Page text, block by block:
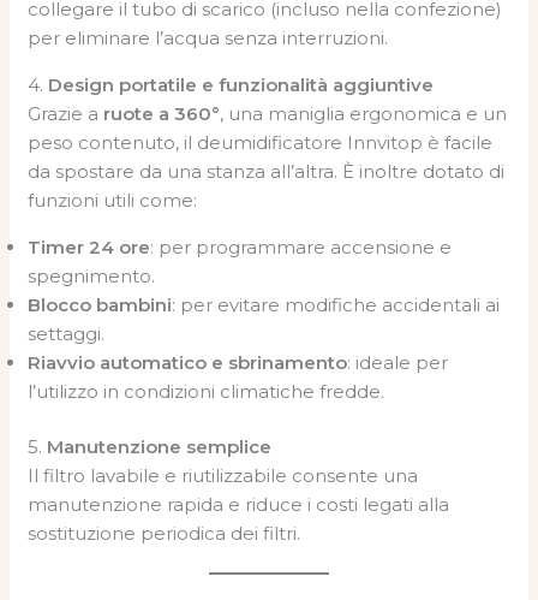
collegare il tubo di scarico (incluso nella confezione)
per eliminare l’acqua senza interruzioni.
4. Design portatile e funzionalità aggiuntive
Grazie a ruote a 360°, una maniglia ergonomica e un
peso contenuto, il deumidificatore Innvitop è facile
da spostare da una stanza all’altra. È inoltre dotato di
funzioni utili come:
Timer 24 ore: per programmare accensione e
spegnimento.
Blocco bambini: per evitare modifiche accidentali ai
settaggi.
Riavvio automatico e sbrinamento: ideale per
l’utilizzo in condizioni climatiche fredde.
5. Manutenzione semplice
Il filtro lavabile e riutilizzabile consente una
manutenzione rapida e riduce i costi legati alla
sostituzione periodica dei filtri.